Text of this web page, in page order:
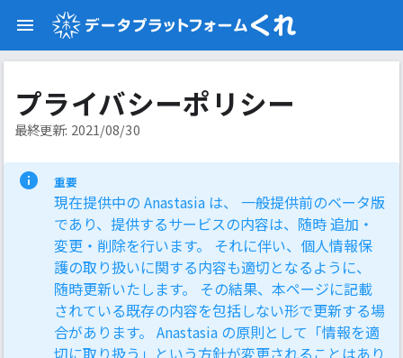
プライバシーポリシー
最終更新: 2021/08/30
重要
現在提供中の Anastasia は、 一般提供前のベータ版
であり、提供するサービスの内容は、随時 追加・
変更・削除を行います。 それに伴い、個人情報保
護の取り扱いに関する内容も適切となるように、
随時更新いたします。 その結果、本ページに記載
されている既存の内容を包括しない形で更新する場
合があります。 Anastasia の原則として「情報を適
切に取り扱う」という方針が変更されることはあり